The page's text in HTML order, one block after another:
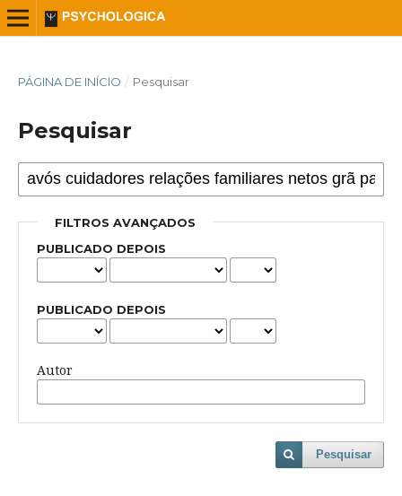
PÁGINA DE INÍCIO / Pesquisar
Pesquisar
FILTROS AVANÇADOS
PUBLICADO DEPOIS
PUBLICADO DEPOIS
Autor
Pesquisar